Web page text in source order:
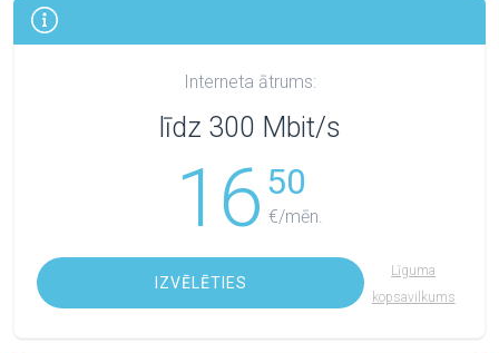
Interneta ātrums:
līdz 300 Mbit/s
16 50
€/mēn.
IZVĒLĒTIES
Līguma
kopsavilkums